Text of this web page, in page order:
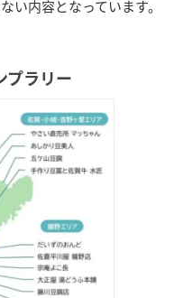
い内容となっています。
プラリー